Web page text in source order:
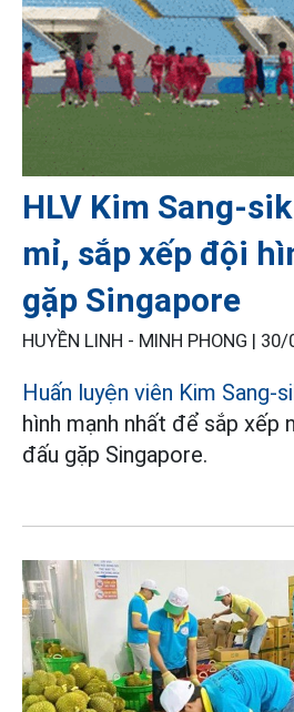
HLV Kim Sang-
mỉ, sắp xếp đội
gặp Singapore
HUYỀN LINH - MINH PHONG | 30/
Huấn luyện viên Kim Sang-
hình mạnh nhất để sắp xếp
đấu gặp Singapore.